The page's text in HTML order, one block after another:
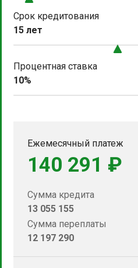
Срок кредитования
15 лет
Процентная ставка
10%
Ежемесячный платеж
140 291 ₽
Сумма кредита
13 055 155
Сумма переплаты
12 197 290